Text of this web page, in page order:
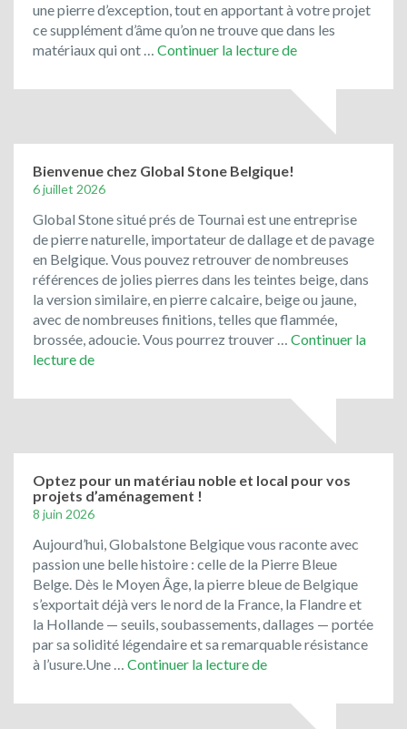
une pierre d’exception, tout en apportant à votre projet
ce supplément d’âme qu’on ne trouve que dans les
matériaux qui ont … Continuer la lecture deLe
les
pavés
de
ont
toujours
la
cote
!
Bienvenue chez Global Stone Belgique!
6 juillet 2026
Global Stone situé prés de Tournai est une entreprise
de pierre naturelle, importateur de dallage et de pavage
en Belgique. Vous pouvez retrouver de nombreuses
références de jolies pierres dans les teintes beige, dans
la version similaire, en pierre calcaire, beige ou jaune,
avec de nombreuses finitions, telles que flammée,
brossée, adoucie. Vous pourrez trouver … Continuer la
lecture deBienvenue
Global
Optez pour un matériau noble et local pour vos
projets d’aménagement !
8 juin 2026
Aujourd’hui, Globalstone Belgique vous raconte avec
passion une belle histoire : celle de la Pierre Bleue
Belge. Dès le Moyen Âge, la pierre bleue de Belgique
s’exportait déjà vers le nord de la France, la Flandre et
la Hollande — seuils, soubassements, dallages — portée
par sa solidité légendaire et sa remarquable résistance
à l’usure.Une … Continuer la lecture deOptez
un
matériau